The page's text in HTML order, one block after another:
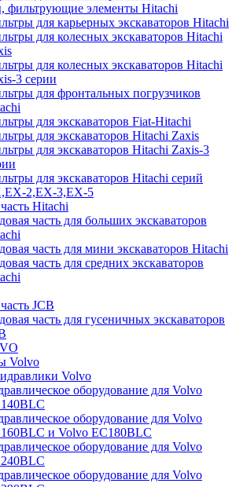
фильтрующие элементы Hitachi
для карьерных экскаваторов Hitachi
для колесных экскаваторов Hitachi
для колесных экскаваторов Hitachi
3 серии
для фронтальных погрузчиков
для экскаваторов Fiat-Hitachi
для экскаваторов Hitachi Zaxis
для экскаваторов Hitachi Zaxis-3
для экскаваторов Hitachi серий
2,EX-3,EX-5
Hitachi
часть для больших экскаваторов
часть для мини экскаваторов Hitachi
часть для средних экскаваторов
JCB
часть для гусеничных экскаваторов
Volvo
Volvo
оборудование для Volvo
оборудование для Volvo
и Volvo EC180BLC
оборудование для Volvo
оборудование для Volvo